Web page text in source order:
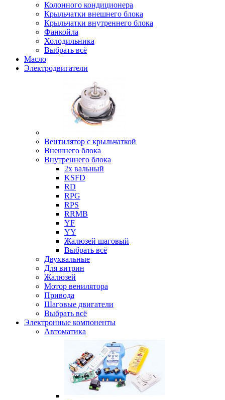
Колонного кондиционера
Крыльчатки внешнего блока
Крыльчатки внутреннего блока
Фанкойла
Холодильника
Выбрать всё
Масло
Электродвигатели
Вентилятор с крыльчаткой
Внешнего блока
Внутреннего блока
2х вальный
KSFD
RD
RPG
RPS
RRMB
YF
YY
Жалюзей шаговый
Выбрать всё
Двухвальные
Для витрин
Жалюзей
Мотор венилятора
Привода
Шаговые двигатели
Выбрать всё
Электронные компоненты
Автоматика